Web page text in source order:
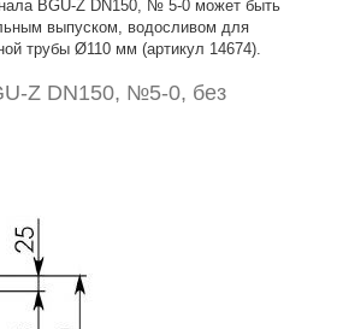
BGU-Z DN150, № 5-0 может быть
выпуском, водосливом для
трубы Ø110 мм (артикул 14674).
Z DN150, №5-0, без